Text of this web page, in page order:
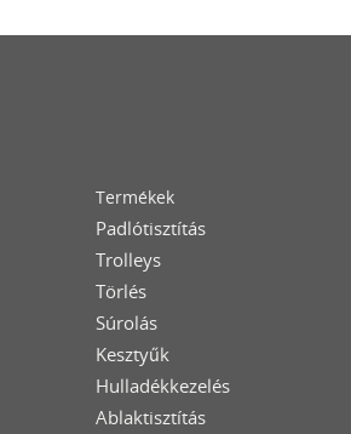
Termékek
Padlótisztítás
Trolleys
Törlés
Súrolás
Kesztyűk
Hulladékkezelés
Ablaktisztítás